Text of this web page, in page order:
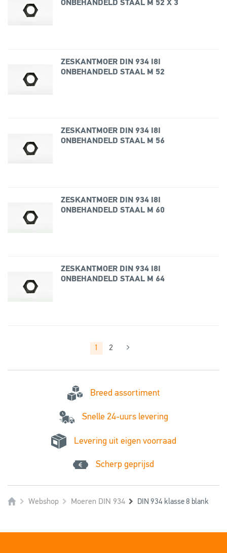
ONBEHANDELD STAAL M 52 X 3
ZESKANTMOER DIN 934 I8I
ONBEHANDELD STAAL M 52
ZESKANTMOER DIN 934 I8I
ONBEHANDELD STAAL M 56
ZESKANTMOER DIN 934 I8I
ONBEHANDELD STAAL M 60
ZESKANTMOER DIN 934 I8I
ONBEHANDELD STAAL M 64
1 2
Breed assortiment
Snelle 24-uurs levering
Levering uit eigen voorraad
Scherp geprijsd
Webshop Moeren DIN 934 DIN 934 klasse 8 blank